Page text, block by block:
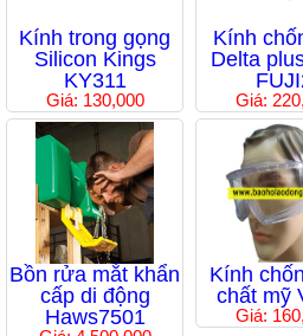
Kính trong gọng
Silicon Kings
KY311
Giá: 130,000
Kính
Delta
Giá:
Bồn rửa mắt khẩn
cấp di động
Haws7501
Kính
chất mỹ
Giá: